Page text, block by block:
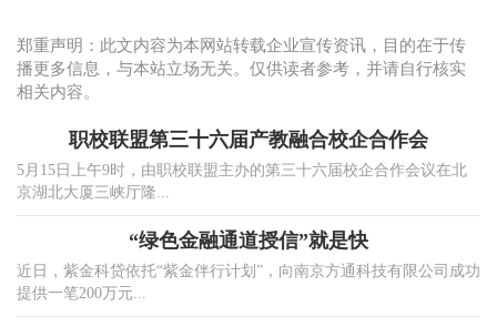
郑重声明：此文内容为本网站转载企业宣传资讯，目的在于传
播更多信息，与本站立场无关。仅供读者参考，并请自行核实
相关内容。
职校联盟第三十六届产教融合校企合作会
5月15日上午9时，由职校联盟主办的第三十六届校企合作会议在北
京湖北大厦三峡厅隆...
“绿色金融通道授信”就是快
近日，紫金科贷依托“紫金伴行计划”，向南京方通科技有限公司成功
提供一笔200万元...